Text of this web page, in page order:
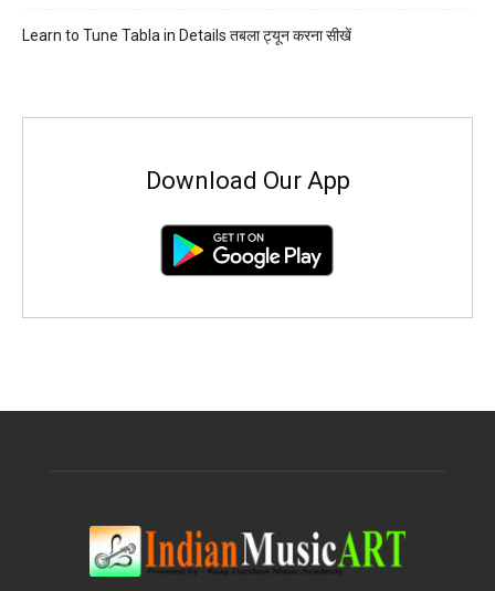
Learn to Tune Tabla in Details तबला ट्यून करना सीखें
Download Our App